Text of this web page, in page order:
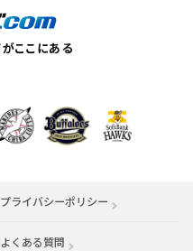
プライバシーポリシー
よくある質問